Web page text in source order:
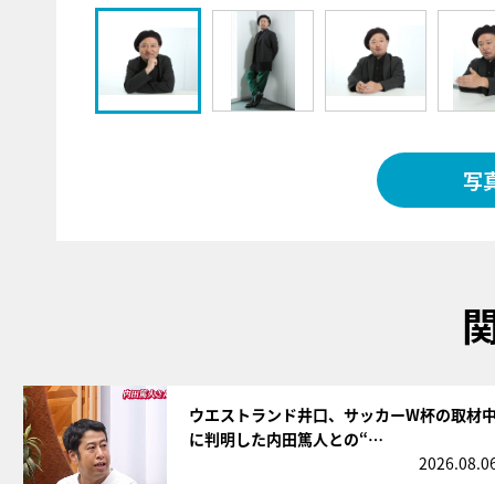
写
ウエストランド井口、サッカーW杯の取材
に判明した内田篤人との“…